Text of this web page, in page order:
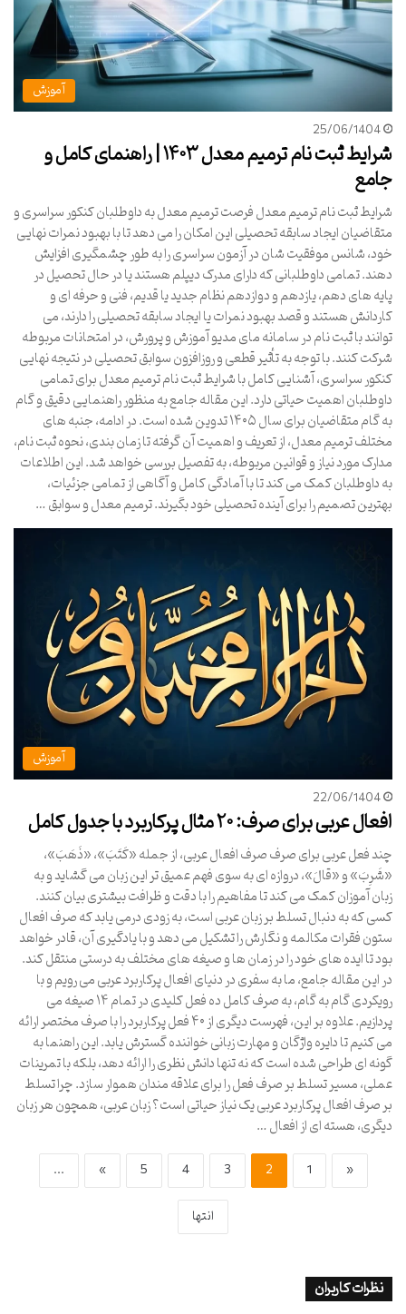
آموزش
25/06/1404
شرایط ثبت نام ترمیم معدل ۱۴۰۳ | راهنمای کامل و
جامع
شرایط ثبت نام ترمیم معدل فرصت ترمیم معدل به داوطلبان کنکور سراسری و
متقاضیان ایجاد سابقه تحصیلی این امکان را می دهد تا با بهبود نمرات نهایی
خود، شانس موفقیت شان در آزمون سراسری را به طور چشمگیری افزایش
دهند. تمامی داوطلبانی که دارای مدرک دیپلم هستند یا در حال تحصیل در
پایه های دهم، یازدهم و دوازدهم نظام جدید یا قدیم، فنی و حرفه ای و
کاردانش هستند و قصد بهبود نمرات یا ایجاد سابقه تحصیلی را دارند، می
توانند با ثبت نام در سامانه مای مدیو آموزش و پرورش، در امتحانات مربوطه
شرکت کنند. با توجه به تأثیر قطعی و روزافزون سوابق تحصیلی در نتیجه نهایی
کنکور سراسری، آشنایی کامل با شرایط ثبت نام ترمیم معدل برای تمامی
داوطلبان اهمیت حیاتی دارد. این مقاله جامع به منظور راهنمایی دقیق و گام
به گام متقاضیان برای سال ۱۴۰۵ تدوین شده است. در ادامه، جنبه های
مختلف ترمیم معدل، از تعریف و اهمیت آن گرفته تا زمان بندی، نحوه ثبت نام،
مدارک مورد نیاز و قوانین مربوطه، به تفصیل بررسی خواهد شد. این اطلاعات
به داوطلبان کمک می کند تا با آمادگی کامل و آگاهی از تمامی جزئیات،
بهترین تصمیم را برای آینده تحصیلی خود بگیرند. ترمیم معدل و سوابق …
آموزش
22/06/1404
افعال عربی برای صرف: ۲۰ مثال پرکاربرد با جدول کامل
چند فعل عربی برای صرف صرف افعال عربی، از جمله «کَتَبَ»، «ذَهَبَ»،
«شَرِبَ» و «قالَ»، دروازه ای به سوی فهم عمیق تر این زبان می گشاید و به
زبان آموزان کمک می کند تا مفاهیم را با دقت و ظرافت بیشتری بیان کنند.
کسی که به دنبال تسلط بر زبان عربی است، به زودی درمی یابد که صرف افعال
ستون فقرات مکالمه و نگارش را تشکیل می دهد و با یادگیری آن، قادر خواهد
بود تا ایده های خود را در زمان ها و صیغه های مختلف به درستی منتقل کند.
در این مقاله جامع، ما به سفری در دنیای افعال پرکاربرد عربی می رویم و با
رویکردی گام به گام، به صرف کامل ده فعل کلیدی در تمام ۱۴ صیغه می
پردازیم. علاوه بر این، فهرست دیگری از ۴۰ فعل پرکاربرد را با صرف مختصر ارائه
می کنیم تا دایره واژگان و مهارت زبانی خواننده گسترش یابد. این راهنما به
گونه ای طراحی شده است که نه تنها دانش نظری را ارائه دهد، بلکه با تمرینات
عملی، مسیر تسلط بر صرف فعل را برای علاقه مندان هموار سازد. چرا تسلط
بر صرف افعال پرکاربرد عربی یک نیاز حیاتی است؟ زبان عربی، همچون هر زبان
دیگری، هسته ای از افعال …
«
1
2
3
4
5
»
...
انتها
نظرات کاربران